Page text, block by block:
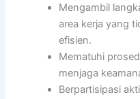
Mengambil
area kerja yang
efisien.
Mematuhi
menjaga
Berpartisipasi